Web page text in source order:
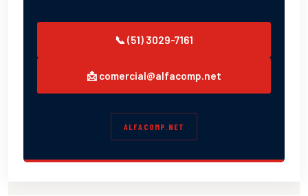
📞 (51) 3029-7161
📩 comercial@alfacomp.net
ALFACOMP.NET